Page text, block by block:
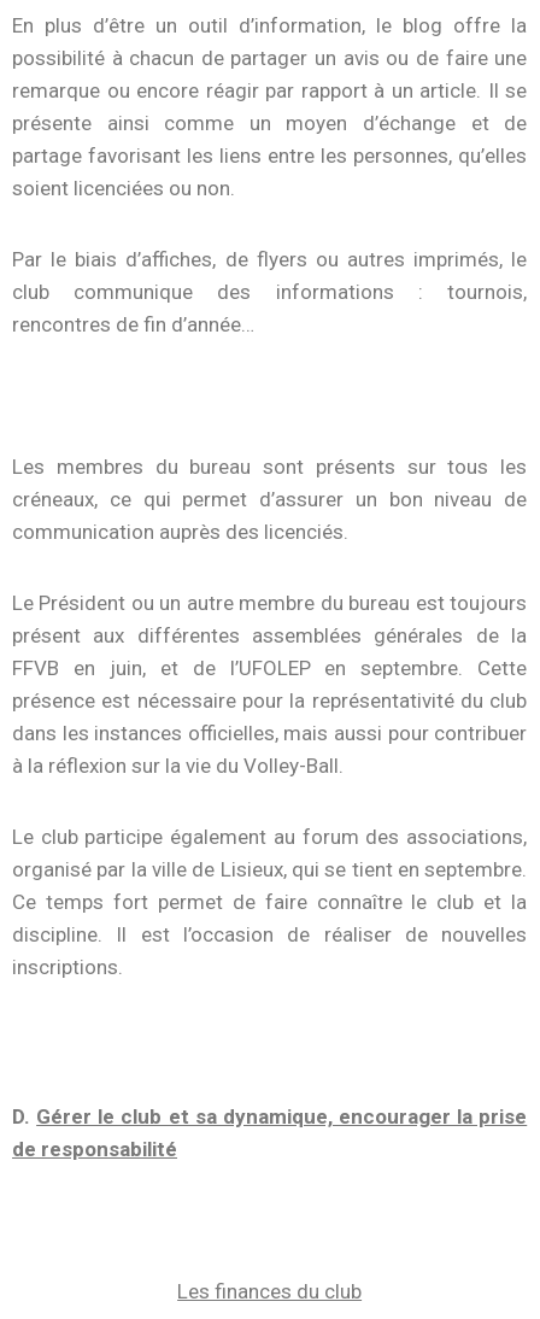
En plus d’être un outil d’information, le blog offre la
possibilité à chacun de partager un avis ou de faire une
remarque ou encore réagir par rapport à un article. Il se
présente ainsi comme un moyen d’échange et de
partage favorisant les liens entre les personnes, qu’elles
soient licenciées ou non.
Par le biais d’affiches, de flyers ou autres imprimés, le
club communique des informations : tournois,
rencontres de fin d’année…
Les membres du bureau sont présents sur tous les
créneaux, ce qui permet d’assurer un bon niveau de
communication auprès des licenciés.
Le Président ou un autre membre du bureau est toujours
présent aux différentes assemblées générales de la
FFVB en juin, et de l’UFOLEP en septembre. Cette
présence est nécessaire pour la représentativité du club
dans les instances officielles, mais aussi pour contribuer
à la réflexion sur la vie du Volley-Ball.
Le club participe également au forum des associations,
organisé par la ville de Lisieux, qui se tient en septembre.
Ce temps fort permet de faire connaître le club et la
discipline. Il est l’occasion de réaliser de nouvelles
inscriptions.
D. Gérer le club et sa dynamique, encourager la prise
de responsabilité
Les finances du club